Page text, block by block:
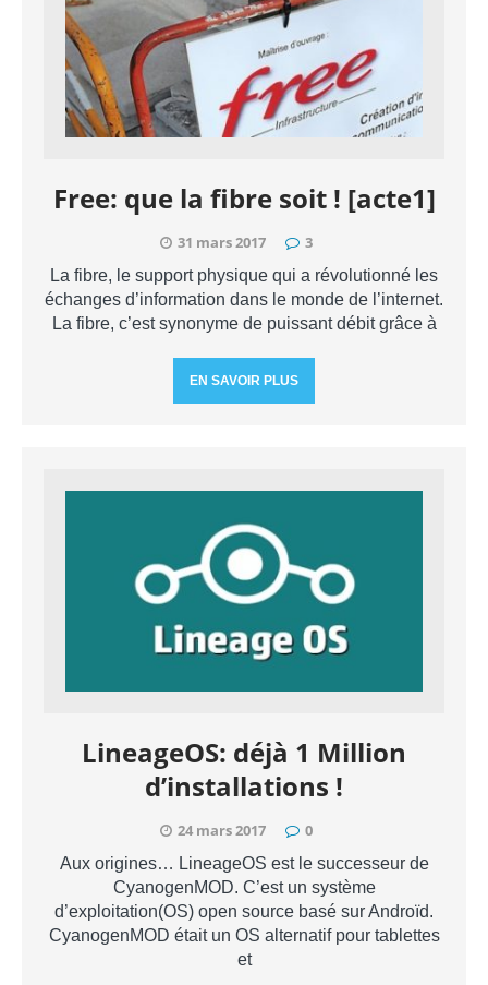
Free: que la fibre soit ! [acte1]
31 mars 2017 3
La fibre, le support physique qui a révolutionné les
échanges d’information dans le monde de l’internet.
La fibre, c’est synonyme de puissant débit grâce à
EN SAVOIR PLUS
LineageOS: déjà 1 Million
d’installations !
24 mars 2017 0
Aux origines… LineageOS est le successeur de
CyanogenMOD. C’est un système
d’exploitation(OS) open source basé sur Androïd.
CyanogenMOD était un OS alternatif pour tablettes
et